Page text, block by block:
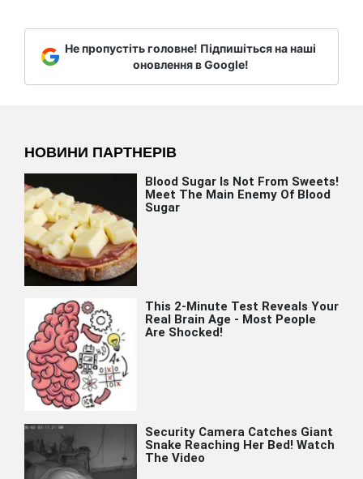
Не пропустіть головне! Підпишіться на наші
оновлення в Google!